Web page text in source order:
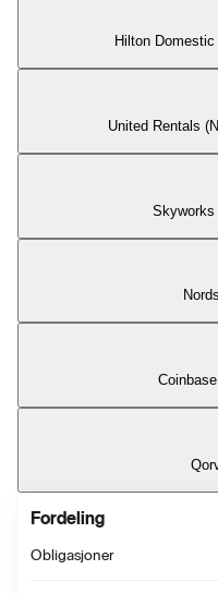
Hilton
United Rentals
Fordeling
Obligasjoner